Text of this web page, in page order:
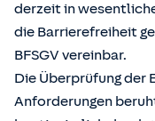
derzeit in
die Barrierefreiheit
BFSGV vereinbar.
Die Überprüfung der
Anforderungen